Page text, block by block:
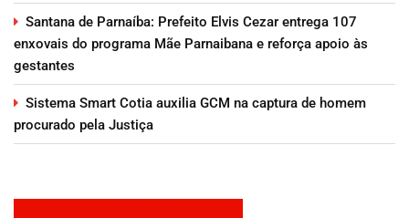
Santana de Parnaíba: Prefeito Elvis Cezar entrega 107
enxovais do programa Mãe Parnaibana e reforça apoio às
gestantes
Sistema Smart Cotia auxilia GCM na captura de homem
procurado pela Justiça